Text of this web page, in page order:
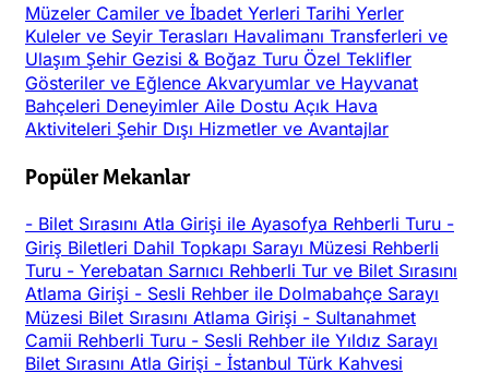
Müzeler Camiler ve İbadet Yerleri Tarihi Yerler
Kuleler ve Seyir Terasları Havalimanı Transferleri ve
Ulaşım Şehir Gezisi & Boğaz Turu Özel Teklifler
Gösteriler ve Eğlence Akvaryumlar ve Hayvanat
Bahçeleri Deneyimler Aile Dostu Açık Hava
Aktiviteleri Şehir Dışı Hizmetler ve Avantajlar
Popüler Mekanlar
- Bilet Sırasını Atla Girişi ile Ayasofya Rehberli Turu -
Giriş Biletleri Dahil Topkapı Sarayı Müzesi Rehberli
Turu - Yerebatan Sarnıcı Rehberli Tur ve Bilet Sırasını
Atlama Girişi - Sesli Rehber ile Dolmabahçe Sarayı
Müzesi Bilet Sırasını Atlama Girişi - Sultanahmet
Camii Rehberli Turu - Sesli Rehber ile Yıldız Sarayı
Bilet Sırasını Atla Girişi - İstanbul Türk Kahvesi